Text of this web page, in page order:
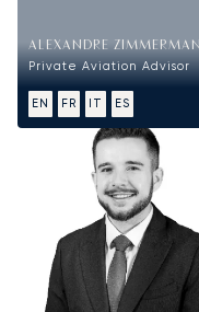
ALEXANDRE
Private Aviation Advisor
EN FR IT ES